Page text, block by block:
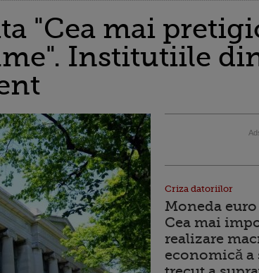
"Cea mai
Institutiile
Criza datoriilor
Moneda
Cea mai
realizare
economică a